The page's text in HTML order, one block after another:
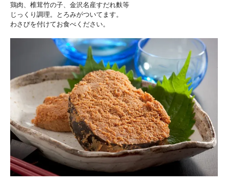
鶏肉、椎茸竹の子、金沢名産すだれ麩等
じっくり調理。とろみがついてます。
わさびを付けてお食べください。